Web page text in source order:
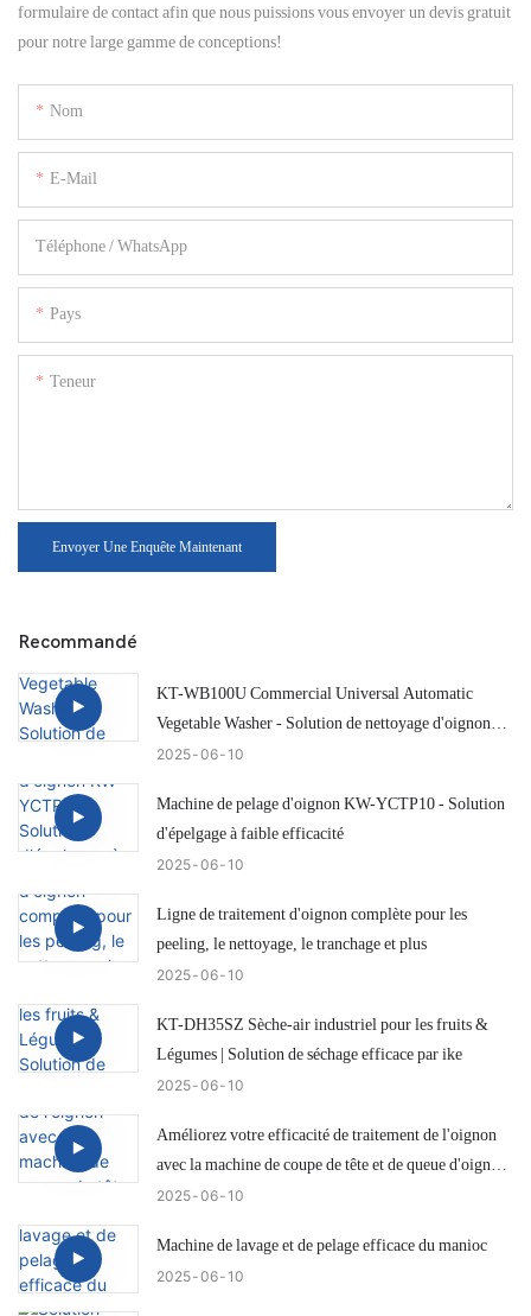
formulaire de contact afin que nous puissions vous envoyer un devis gratuit
pour notre large gamme de conceptions!
Nom
E-Mail
Téléphone / WhatsApp
Pays
Teneur
Envoyer Une Enquête Maintenant
Recommandé
KT-WB100U Commercial Universal Automatic
Vegetable Washer - Solution de nettoyage d'oignon
efficace et intelligente
2025 06 10
Machine de pelage d'oignon KW-YCTP10 - Solution
d'épelgage à faible efficacité
2025 06 10
Ligne de traitement d'oignon complète pour les
peeling, le nettoyage, le tranchage et plus
2025 06 10
KT-DH35SZ Sèche-air industriel pour les fruits &
Légumes | Solution de séchage efficace par ike
2025 06 10
Améliorez votre efficacité de traitement de l'oignon
avec la machine de coupe de tête et de queue d'oignon
IKE KW-QG500
2025 06 10
Machine de lavage et de pelage efficace du manioc
2025 06 10